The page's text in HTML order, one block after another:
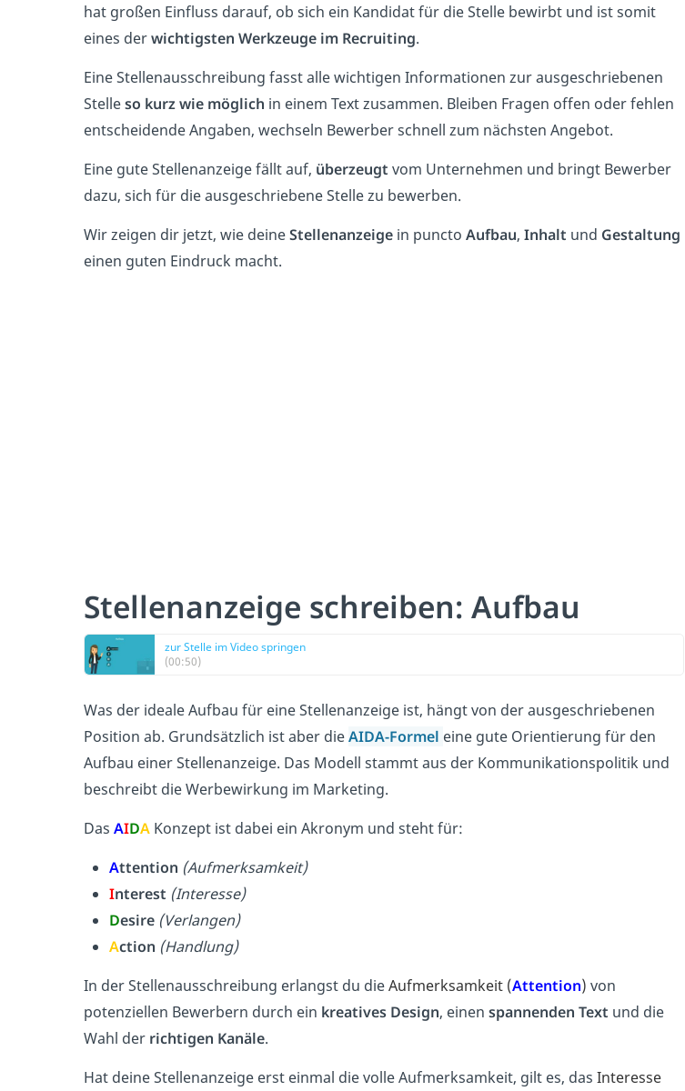
hat großen Einfluss darauf, ob sich ein Kandidat für die Stelle bewirbt und ist somit
eines derwichtigsten Werkzeuge im Recruiting.
Eine Stellenausschreibung fasst alle wichtigen Informationen zur ausgeschriebenen
Stelleso kurz wie möglich in einem Text zusammen. Bleiben Fragen offen oder fehlen
entscheidende Angaben, wechseln Bewerber schnell zum nächsten Angebot.
Eine gute Stellenanzeige fällt auf, überzeugt vom Unternehmen und bringt Bewerber
dazu, sich für die ausgeschriebene Stelle zu bewerben.
Wir zeigen dir jetzt, wie deineStellenanzeige in puncto Aufbau, Inhalt und Gestaltung
einen guten Eindruck macht.
Stellenanzeige schreiben: Aufbau
zur Stelle im Video springen
(00:50)
Was der ideale Aufbau für eine Stellenanzeige ist, hängt von der ausgeschriebenen
Position ab. Grundsätzlich ist aber dieAIDA-Formel eine gute Orientierung für den
Aufbau einer Stellenanzeige. Das Modell stammt aus der Kommunikationspolitik und
beschreibt die Werbewirkung im Marketing.
Das AIDA Konzept ist dabei ein Akronym und steht für:
Attention (Aufmerksamkeit)
Interest (Interesse)
Desire (Verlangen)
Action (Handlung)
In der Stellenausschreibung erlangst du dieAufmerksamkeit (Attention) von
potenziellen Bewerbern durch ein kreatives Design, einen spannenden Text und die
Wahl der richtigen Kanäle.
Hat deine Stellenanzeige erst einmal die volle Aufmerksamkeit, gilt es, das Interesse